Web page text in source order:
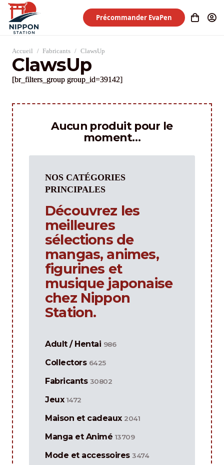
Précommander EvaPen
Accueil / Fabricants / ClawsUp
ClawsUp
[br_filters_group group_id=39142]
Aucun produit pour le
moment…
NOS CATÉGORIES
PRINCIPALES
Découvrez les
meilleures
sélections de
mangas, animes,
figurines et
musique japonaise
chez Nippon
Station.
Adult / Hentai 986
Collectors 6425
Fabricants 30802
Jeux 1472
Maison et cadeaux 2041
Manga et Animé 13709
Mode et accessoires 3474